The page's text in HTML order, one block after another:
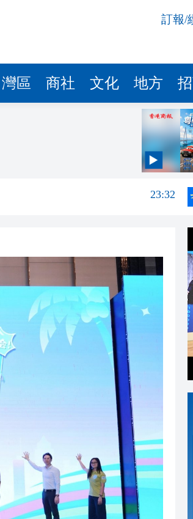
訂報/
灣區 商社 文化 地方
23:32
23:27
23:05